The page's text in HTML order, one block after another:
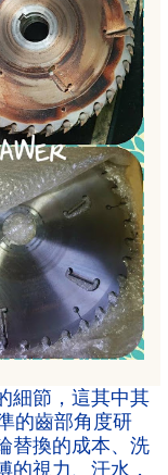
細節， 這其中其
的齒部角度研
替換的成本、洗
的視力、汗水，